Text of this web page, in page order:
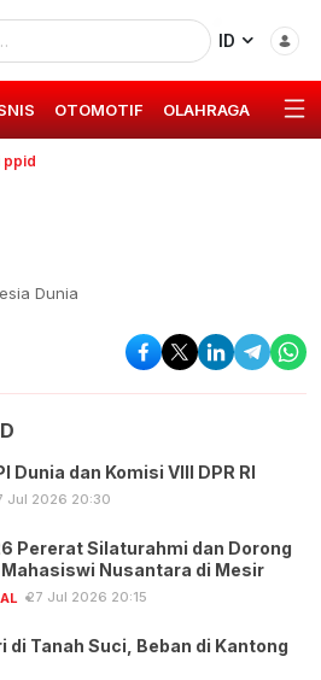
ID
OTOMOTIF OLAHRAGA GAYA
ppid
Dunia
Dunia dan Komisi VIII DPR RI
Jul 2026 20:30
Pererat Silaturahmi dan Dorong
Nusantara di Mesir
27 Jul 2026 20:15
di Tanah Suci, Beban di Kantong